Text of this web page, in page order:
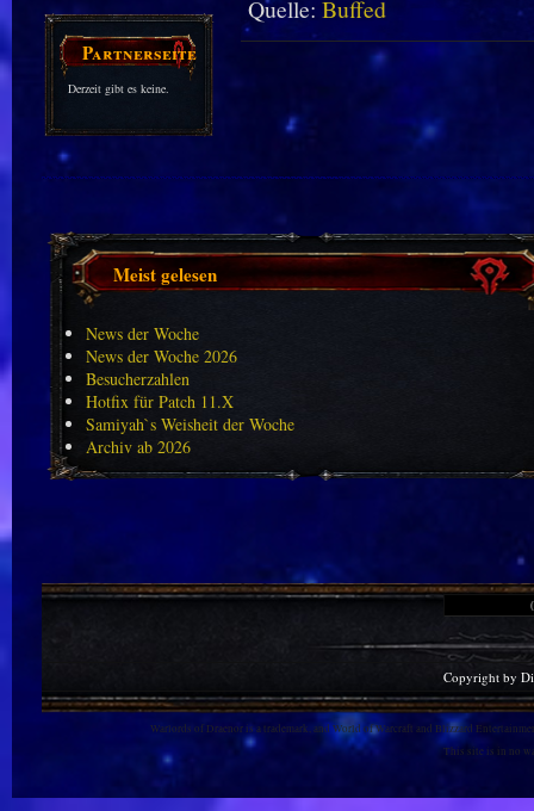
Partnerseiten
Derzeit gibt es keine.
Quelle: Buffed
Meist gelesen
News der Woche
News der Woche 2026
Besucherzahlen
Hotfix für Patch 11.X
Samiyah`s Weisheit der Woche
Archiv ab 2026
Copyright by
Warlords of Draenor is a trademark, and World of Warcraft and Blizzard
This site is in no